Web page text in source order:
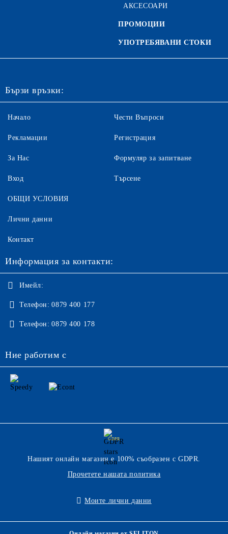
АКСЕСОАРИ
ПРОМОЦИИ
УПОТРЕБЯВАНИ СТОКИ
Бързи връзки:
Начало
Рекламации
За Нас
Вход
Чести Въпроси
Регистрация
Формуляр за запитване
Търсене
ОБЩИ УСЛОВИЯ
Лични данни
Контакт
Информация за контакти:
Имейл:
Телефон: 0879 400 177
Телефон: 0879 400 178
Ние работим с
GDPR
Нашият онлайн магазин е 100% съобразен с GDPR.
Прочетете нашата политика
Моите лични данни